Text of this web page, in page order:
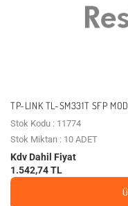
TP-LINK TL-SM331T SFP
Stok Kodu : 11774
Stok Miktarı : 10 ADET
Kdv Dahil Fiyat
1.542,74 TL